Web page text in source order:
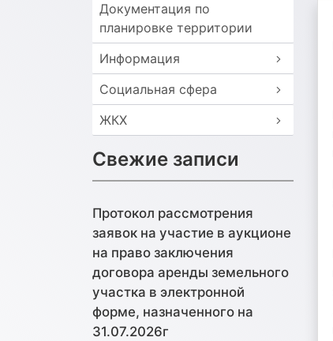
Документация по
планировке территории
Информация
Социальная сфера
ЖКХ
Свежие записи
Протокол рассмотрения
заявок на участие в аукционе
на право заключения
договора аренды земельного
участка в электронной
форме, назначенного на
31.07.2026г